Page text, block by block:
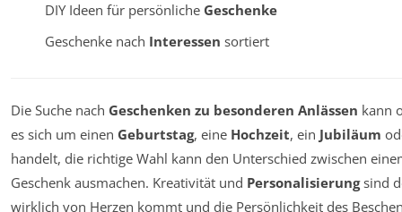
DIY Ideen für persönliche Geschenke
Geschenke nach Interessen sortiert
Die Suche nach Geschenken zu besonderen Anlässen kann
es sich um einen Geburtstag, eine Hochzeit, ein Jubiläum
handelt, die richtige Wahl kann den Unterschied zwischen
Geschenk ausmachen. Kreativität und Personalisierungsind
wirklich von Herzen kommt und die Persönlichkeit des